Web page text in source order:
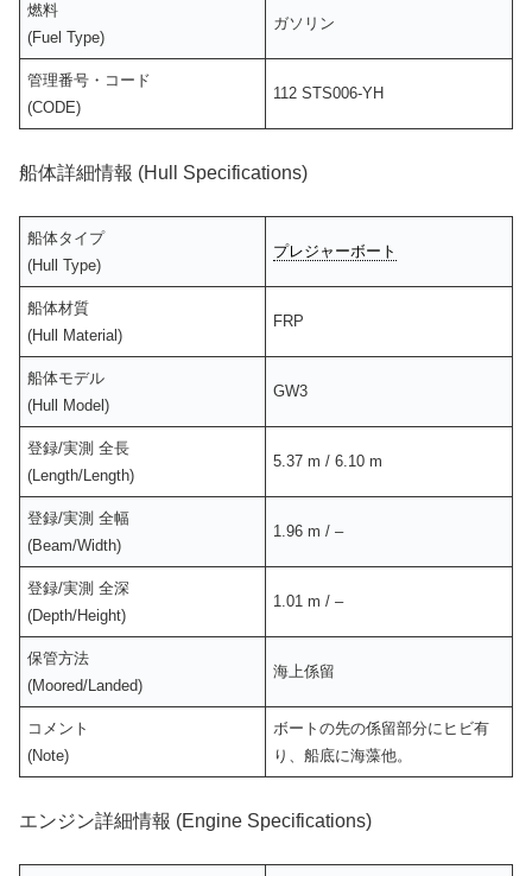
燃料
(Fuel Type)
ガソリン
管理番号・コード
(CODE)
112 STS006-YH
船体詳細情報 (Hull Specifications)
船体タイプ
(Hull Type)
プレジャーボート
船体材質
(Hull Material)
FRP
船体モデル
(Hull Model)
GW3
登録/実測 全長
(Length/Length)
5.37 m / 6.10 m
登録/実測 全幅
(Beam/Width)
1.96 m / –
登録/実測 全深
(Depth/Height)
1.01 m / –
保管方法
(Moored/Landed)
海上係留
コメント
(Note)
ボートの先の係留部分にヒビ有
り、船底に海藻他。
エンジン詳細情報 (Engine Specifications)